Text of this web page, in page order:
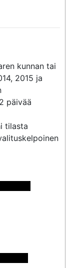
kunnan tai
2015 ja
päivää
tilasta